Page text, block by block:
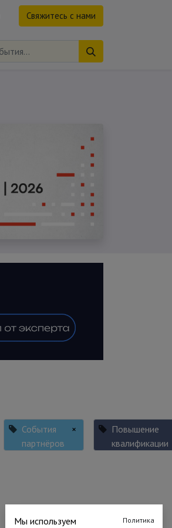
Свяжитесь с нами
События
партнёров
×
Повышение
квалификации
Мы используем
Политика